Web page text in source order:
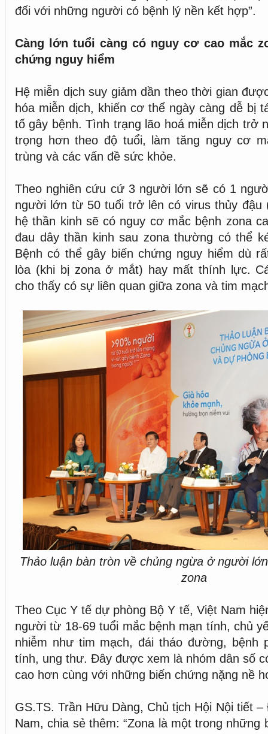
đối với những người có bệnh lý nền kết hợp”.
Càng lớn tuổi càng có nguy cơ cao mắc
chứng nguy hiểm
Hệ miễn dịch suy giảm dần theo thời gian
hóa miễn dịch, khiến cơ thể ngày càng dễ bị
tố gây bệnh. Tình trạng lão hoá miễn dịch trở
trọng hơn theo độ tuổi, làm tăng nguy cơ
trùng và các vấn đề sức khỏe.
Theo nghiên cứu cứ 3 người lớn sẽ có 1
người lớn từ 50 tuổi trở lên có virus thủy đậu
hệ thần kinh sẽ có nguy cơ mắc bệnh zona
đau dây thần kinh sau zona thường có thể
Bệnh có thể gây biến chứng nguy hiểm dù
lòa (khi bị zona ở mắt) hay mất thính lực.
cho thấy có sự liên quan giữa zona và tim
Thảo luận bàn tròn về chủng ngừa ở người
zona
Theo Cục Y tế dự phòng Bộ Y tế, Việt Nam
người từ 18-69 tuổi mắc bệnh mạn tính, chủ
nhiễm như tim mạch, đái tháo đường, bệnh
tính, ung thư. Đây được xem là nhóm dân số
cao hơn cùng với những biến chứng nặng nề
GS.TS. Trần Hữu Dàng, Chủ tịch Hội Nội tiết
Nam, chia sẻ thêm: “Zona là một trong những